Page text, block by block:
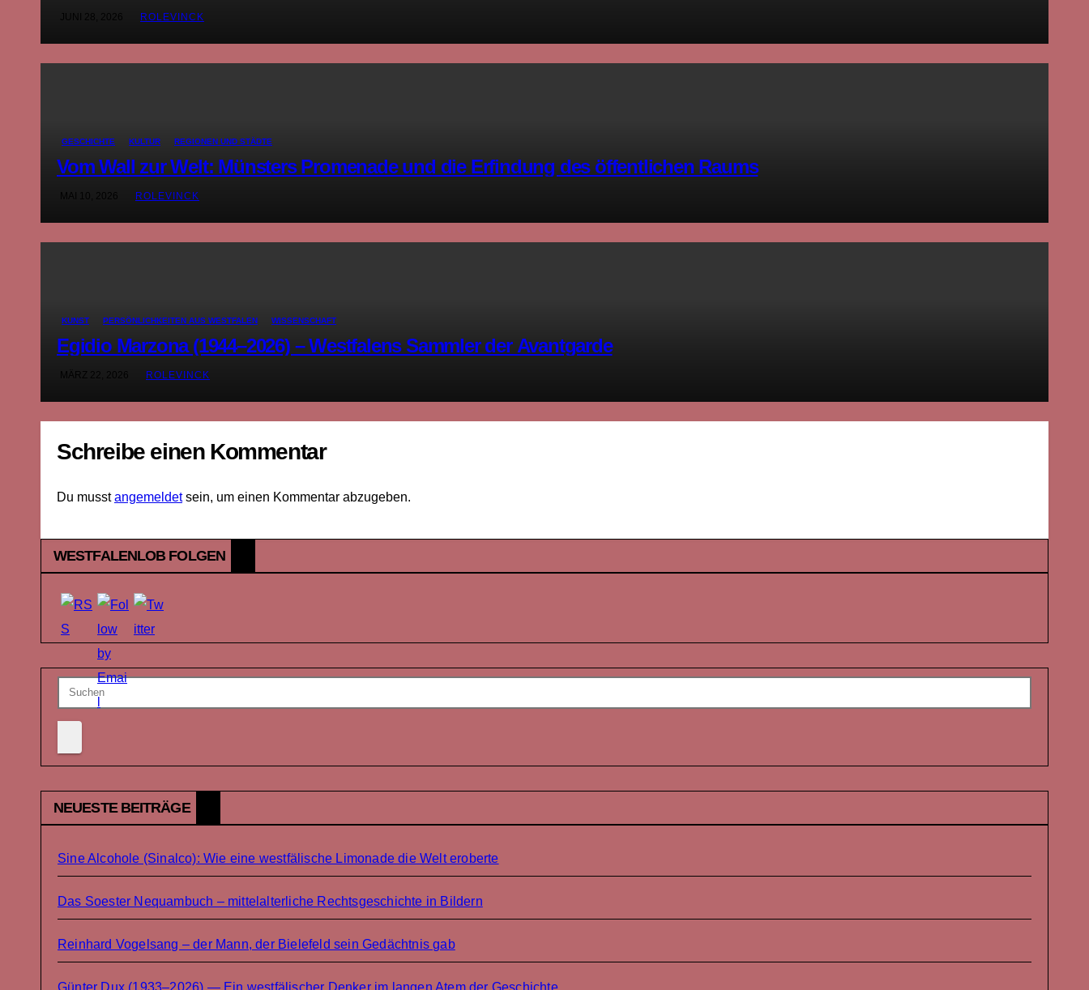
JUNI 28, 2026 ROLEVINCK
GESCHICHTE KULTUR REGIONEN UND STÄDTE
Vom Wall zur Welt: Münsters Promenade und die Erfindung des öffentlichen Raums
MAI 10, 2026 ROLEVINCK
KUNST PERSÖNLICHKEITEN AUS WESTFALEN WISSENSCHAFT
Egidio Marzona (1944–2026) – Westfalens Sammler der Avantgarde
MÄRZ 22, 2026 ROLEVINCK
Schreibe einen Kommentar
Du musstangemeldetsein, um einen Kommentar abzugeben.
WESTFALENLOB FOLGEN
NEUESTE BEITRÄGE
Sine Alcohole (Sinalco): Wie eine westfälische Limonade die Welt eroberte
Das Soester Nequambuch – mittelalterliche Rechtsgeschichte in Bildern
Reinhard Vogelsang – der Mann, der Bielefeld sein Gedächtnis gab
Günter Dux (1933–2026) — Ein westfälischer Denker im langen Atem der Geschichte